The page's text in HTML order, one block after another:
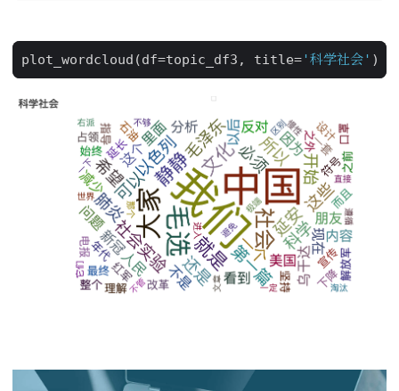
plot_wordcloud (df=topic_df3 , title= '科学社会' )